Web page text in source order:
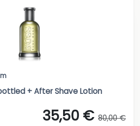
+ After Shave Lotion
35,50 € 80,00 €